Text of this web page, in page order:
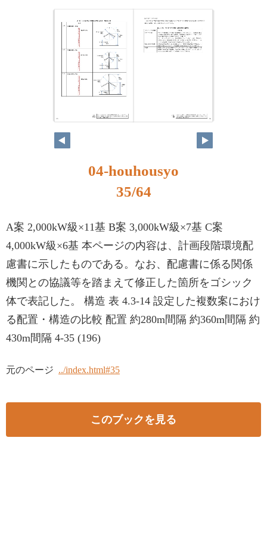
35 36
04-houhousyo
35/64
A案 2,000kW級×11基 B案 3,000kW級×7基 C案
4,000kW級×6基 本ページの内容は、計画段階環境配
慮書に示したものである。なお、配慮書に係る関係
機関との協議等を踏まえて修正した箇所をゴシック
体で表記した。 構造 表 4.3-14 設定した複数案におけ
る配置・構造の比較 配置 約280m間隔 約360m間隔 約
430m間隔 4-35 (196)
元のページ ../index.html#35
このブックを見る